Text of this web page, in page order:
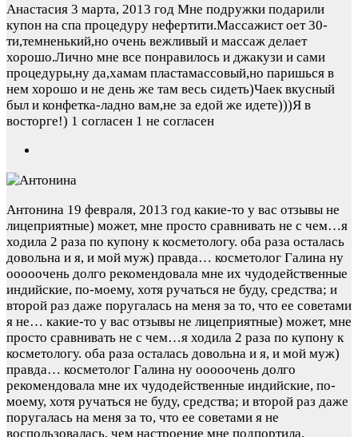
Анастасия 3 марта, 2013 год Мне подружки подарили
купон на спа процедуру нефертити.Массажист оет 30-
ти,темненький,но очень вежливый и массаж делает
хорошо.Лично мне все понравилось и джакузи и сами
процедуры,ну да,хамам пластамассовый,но паришься в
нем хорошо и не день же там весь сидеть)Чаек вкусный
был и конфетка-ладно вам,не за едой же идете)))Я в
восторге!) 1 согласен 1 не согласен
Антонина 19 февраля, 2013 год какие-то у вас отзывы не
лицеприятные) может, мне просто сравнивать не с чем…я
ходила 2 раза по купону к косметологу. оба раза осталась
довольна и я, и мой муж) правда… косметолог Галина ну
ооооочень долго рекомендовала мне их чудодейственные
индийские, по-моему, хотя ручаться не буду, средства; и
второй раз даже поругалась на меня за то, что ее советами
я не… какие-то у вас отзывы не лицеприятные) может, мне
просто сравнивать не с чем…я ходила 2 раза по купону к
косметологу. оба раза осталась довольна и я, и мой муж)
правда… косметолог Галина ну ооооочень долго
рекомендовала мне их чудодейственные индийские, по-
моему, хотя ручаться не буду, средства; и второй раз даже
поругалась на меня за то, что ее советами я не
воспользовалась, чем настроение мне подпортила,